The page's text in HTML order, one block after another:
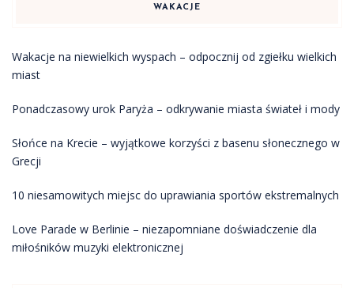
WAKACJE
Wakacje na niewielkich wyspach – odpocznij od zgiełku wielkich
miast
Ponadczasowy urok Paryża – odkrywanie miasta świateł i mody
Słońce na Krecie – wyjątkowe korzyści z basenu słonecznego w
Grecji
10 niesamowitych miejsc do uprawiania sportów ekstremalnych
Love Parade w Berlinie – niezapomniane doświadczenie dla
miłośników muzyki elektronicznej